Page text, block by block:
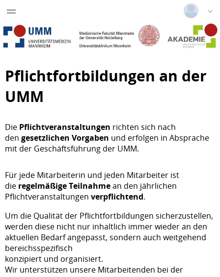
Deutsch
Englisch
Login
Fort- und Weiterbildung
Stationsleitungskurs
Nephrologiekurs
Notfallpflegekurs
Praxisanleiter Kurs
Anästhesie- u. Intensivpflegekurs
Dialysekurs medizinische
Pflichtfortbildungen an der
UMM
Die Pflichtveranstaltungen richten sich nach
den gesetzlichen Vorgaben und erfolgen in Absprache
mit der Geschäftsführung der UMM.
Für jede Mitarbeiterin und jeden Mitarbeiter ist
die regelmäßige Teilnahmean den jährlichen
Pflichtveranstaltungen verpflichtend.
Um die Qualität der Pflichtfortbildungen sicherzustellen,
werden diese nicht nur inhaltlich immer wieder an den
aktuellen Bedarf angepasst, sondern auch weitgehend
bereichsspezifisch
konzipiert und organisiert.
Wir unterstützen unsere Mitarbeitenden bei der